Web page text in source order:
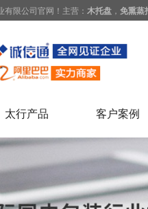
限公司官网！主营： 木托盘 ， 免熏蒸
太行产品 客户案例